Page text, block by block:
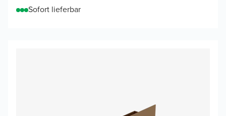
Sofort lieferbar